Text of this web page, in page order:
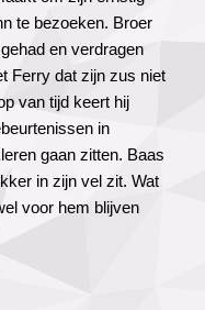
te bezoeken. Broer
en verdragen
Ferry dat zijn zus niet
van tijd keert hij
in
gaan zitten. Baas
in zijn vel zit. Wat
voor hem blijven